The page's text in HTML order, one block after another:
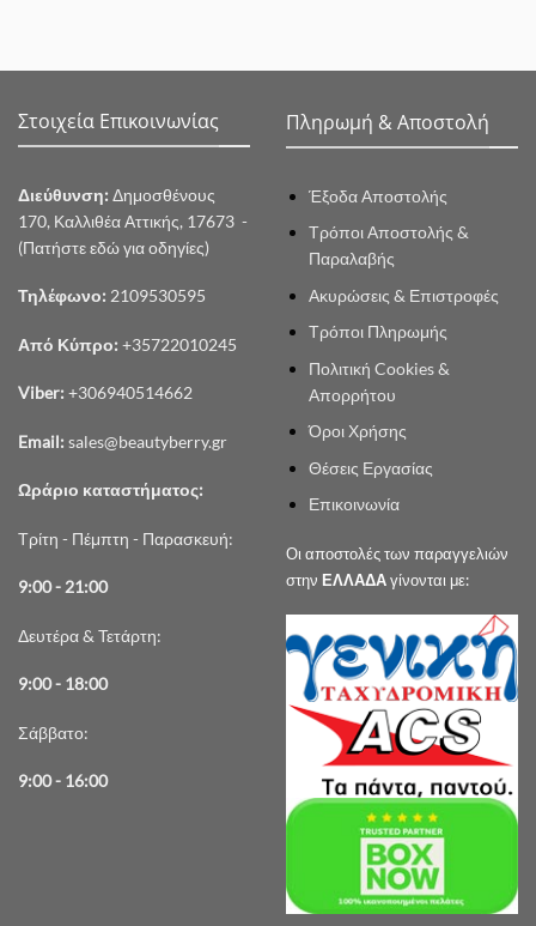
Στοιχεία Επικοινωνίας
Διεύθυνση: Δημοσθένους
170, Καλλιθέα Αττικής, 17673 -
(Πατήστε εδώ για οδηγίες)
Τηλέφωνο: 2109530595
Από Κύπρο: +35722010245
Viber: +306940514662
Email: sales@beautyberry.gr
Ωράριο καταστήματος:
Τρίτη - Πέμπτη - Παρασκευή:
9:00 - 21:00
Δευτέρα & Τετάρτη:
9:00 - 18:00
Σάββατο:
9:00 - 16:00
Πληρωμή & Αποστολή
Έξοδα Αποστολής
Τρόποι Αποστολής &
Παραλαβής
Ακυρώσεις & Επιστροφές
Τρόποι Πληρωμής
Πολιτική Cookies &
Απορρήτου
Όροι Χρήσης
Θέσεις Εργασίας
Επικοινωνία
Οι αποστολές των παραγγελιών
στην ΕΛΛΑΔΑγίνονται με: